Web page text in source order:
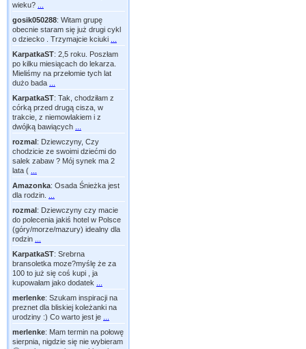
wieku?
gosik050288: Witam grupę
obecnie staram się już drugi cykl
o dziecko . Trzymajcie kciuki
KarpatkaST: 2,5 roku. Poszłam
po kilku miesiącach do lekarza.
Mieliśmy na przełomie tych lat
dużo bada
KarpatkaST: Tak, chodziłam z
córką przed drugą cisza, w
trakcie, z niemowlakiem i z
dwójką bawiących
rozmal: Dziewczyny, Czy
chodzicie ze swoimi dziećmi do
salek zabaw ? Mój synek ma 2
lata (
Amazonka: Osada Śnieżka jest
dla rodzin.
rozmal: Dziewczyny czy macie
do polecenia jakiś hotel w Polsce
(góry/morze/mazury) idealny dla
rodzin
KarpatkaST: Srebrna
bransoletka moze?myślę że za
100 to już się coś kupi , ja
kupowałam jako dodatek
merlenke: Szukam inspiracji na
preznet dla bliskiej koleżanki na
urodziny :) Co warto jest je
merlenke: Mam termin na połowę
sierpnia, nigdzie się nie wybieram